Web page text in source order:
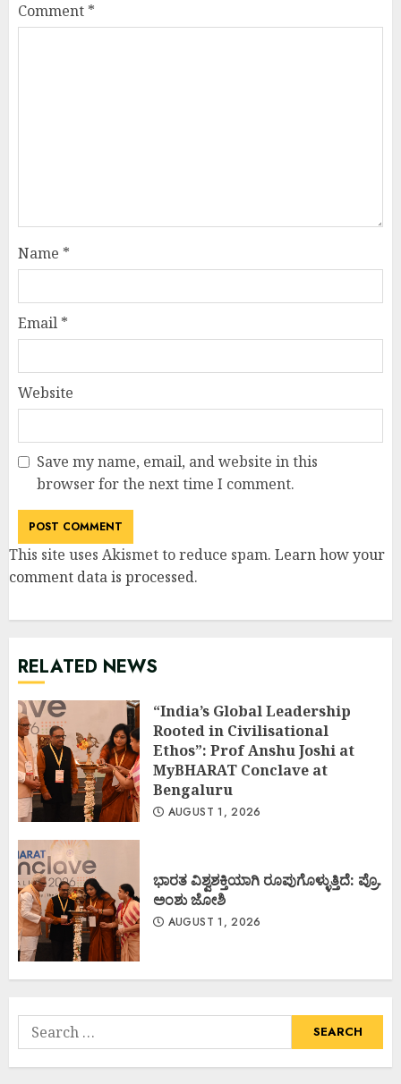
Comment *
Name *
Email *
Website
Save my name, email, and website in this
browser for the next time I comment.
This site uses Akismet to reduce spam. Learn how your
comment data is processed.
RELATED NEWS
“India’s Global Leadership
Rooted in Civilisational
Ethos”: Prof Anshu Joshi at
MyBHARAT Conclave at
Bengaluru
AUGUST 1, 2026
ಭಾರತ ವಿಶ್ವಶಕ್ತಿಯಾಗಿ ರೂಪುಗೊಳ್ಳುತ್ತಿದೆ: ಪ್ರೊ.
ಅಂಶು ಜೋಶಿ
AUGUST 1, 2026
Search
for: